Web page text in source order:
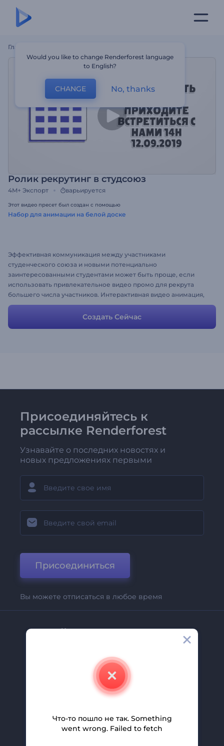
Главная
Ролик рекрутинг в студсоюз
4M+ Экспорт варьируется
Этот видео пресет был создан с помощью
Набор для анимации на белой доске
Эффективная коммуникация между участниками
студенческого союза и новыми потенциально
заинтересованными студентами может быть проще, если
использовать привлекательное видео промо для рекрута
большего числа участников. Интерактивная видео анимация,
подобная этой, разработана специально для таких целей.
Используйте историю без изменений, с ее привлекательным
повествованием и забавными сценами, или немного
Создать Сейчас
Присоединяйтесь к
рассылке Renderforest
Узнавайте о последних новостях и
новых предложениях первыми
Присоединиться
Вы можете отписаться в любое время
Компания
Свяжитесь С Нами
Помощь И Поддержка
Партнерская Программа
Политика Конфиденциальности
Would you like to change Renderforest language
to English?
CHANGE No, thanks
Что-то пошло не так. Something
went wrong. Failed to fetch